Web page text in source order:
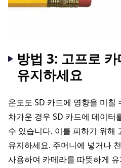
방법 3: 고프로
유지하세요
온도도 SD 카드에 영향을 미칠
차가운 경우 SD 카드에 데이터
수 있습니다. 이를 피하기 위해
유지하세요. 주머니에 넣거나
사용하여 카메라를 따뜻하게